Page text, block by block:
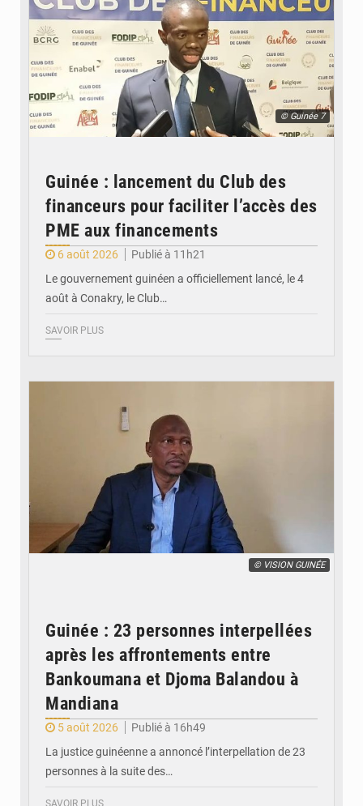
© Guinée 7
Guinée : lancement du Club des
financeurs pour faciliter l’accès des
PME aux financements
6 août 2026
Publié à 11h21
Le gouvernement guinéen a officiellement lancé, le 4
août à Conakry, le Club…
SAVOIR PLUS
© VISION GUINÉE
Guinée : 23 personnes interpellées
après les affrontements entre
Bankoumana et Djoma Balandou à
Mandiana
5 août 2026
Publié à 16h49
La justice guinéenne a annoncé l’interpellation de 23
personnes à la suite des…
SAVOIR PLUS